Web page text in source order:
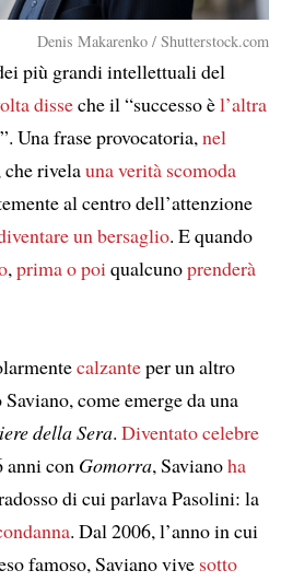
Denis Makarenko / Shutterstock.com
più grandi intellettuali del
disseche il “successo èl’altra
Una frase provocatoria,nel
che rivelauna verità scomoda
al centro dell’attenzione
un bersaglio. E quando
,prima o poiqualcunoprenderà
calzanteper un altro
come emerge da una
della Sera. Diventato celebre
con Gomorra, Savianoha
di cui parlava Pasolini: la
. Dal 2006, l’anno in cui
famoso, Saviano vive sotto